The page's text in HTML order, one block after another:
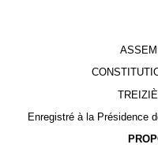
Enregistré à la Présidence